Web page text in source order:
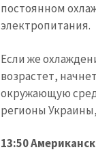
постоянном
электропитания.
Если же
возрастет,
окружающую
регионы
13:50